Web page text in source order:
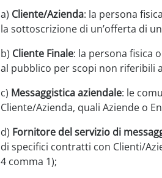
a) Cliente/Azienda: la persona
la sottoscrizione di un’offerta di
b) Cliente Finale: la persona fisica
al pubblico per scopi non riferibili
c) Messaggistica aziendale: le
Cliente/Azienda, quali Aziende o
d) Fornitore del servizio di
di specifici contratti con Clienti/
4 comma 1);